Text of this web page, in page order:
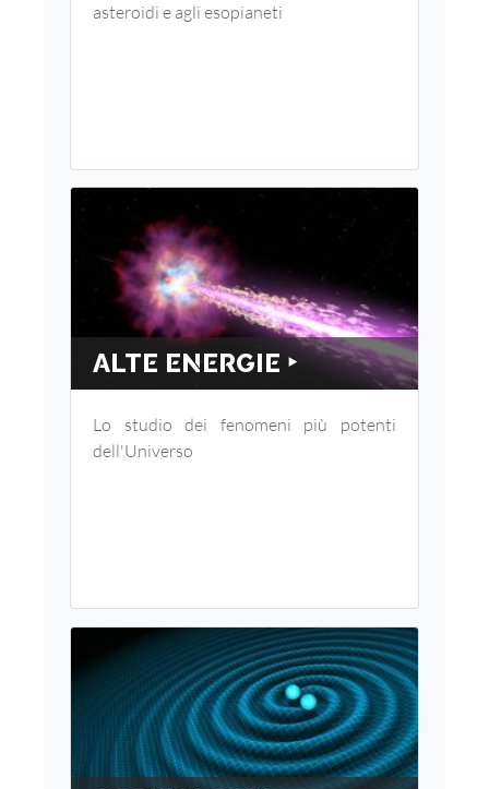
asteroidi e agli esopianeti
ALTE ENERGIE ‣
Lo studio dei fenomeni più potenti
dell'Universo